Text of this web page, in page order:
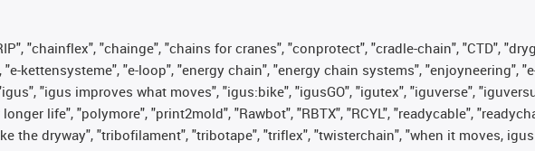
"chainflex", "chainge", "chains for cranes", "conprotect", "cradle-chain", "CTD",
kettensysteme", "e-loop", "energy chain", "energy chain systems", "enjoyneering",
"igus improves what moves", "igus:bike", "igusGO", "igutex", "iguverse",
life", "polymore", "print2mold", "Rawbot", "RBTX", "RCYL", "readycable",
the dryway", "tribofilament", "tribotape", "triflex", "twisterchain", "when it moves,